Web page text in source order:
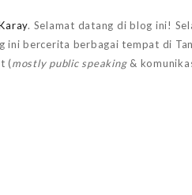
. Selamat datang di blog ini!
ini bercerita berbagai tempat di
(mostly public speaking&